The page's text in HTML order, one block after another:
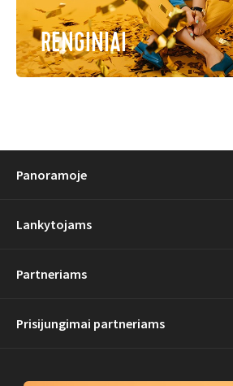
RENGINIAI
Panoramoje
Lankytojams
Partneriams
Prisijungimai partneriams